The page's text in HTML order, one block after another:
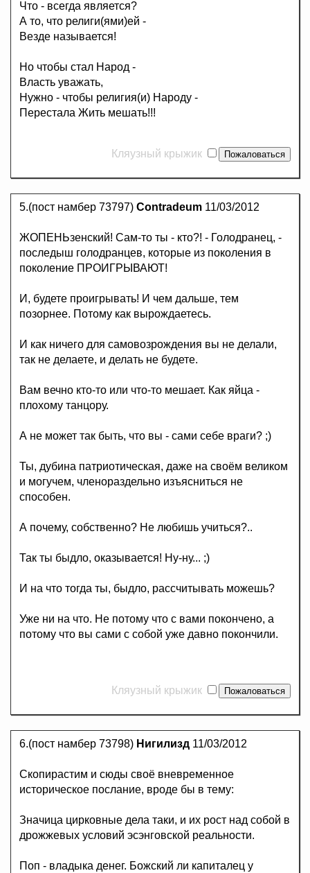
Что - всегда является?
А то, что религи(ями)ей -
Везде называется!
Но чтобы стал Народ -
Власть уважать,
Нужно - чтобы религия(и) Народу -
Перестала Жить мешать!!!
Кляузный крыжик
5.(пост намбер 73797) Contradeum 11/03/2012
ЖОПЕНЬзенский! Сам-то ты - кто?! - Голодранец, -
последыш голодранцев, которые из поколения в
поколение ПРОИГРЫВАЮТ!
И, будете проигрывать! И чем дальше, тем
позорнее. Потому как вырождаетесь.
И как ничего для самовозрождения вы не делали,
так не делаете, и делать не будете.
Вам вечно кто-то или что-то мешает. Как яйца -
плохому танцору.
А не может так быть, что вы - сами себе враги? ;)
Ты, дубина патриотическая, даже на своём великом
и могучем, членораздельно изъясниться не
способен.
А почему, собственно? Не любишь учиться?..
Так ты быдло, оказывается! Ну-ну... ;)
И на что тогда ты, быдло, рассчитывать можешь?
Уже ни на что. Не потому что с вами покончено, а
потому что вы сами с собой уже давно покончили.
Кляузный крыжик
6.(пост намбер 73798) Нигилизд 11/03/2012
Скопирастим и сюды своё вневременное
историческое послание, вроде бы в тему:
Значица цирковные дела таки, и их рост над собой в
дрожжевых условий эсэнговской реальности.
Поп - владыка денег. Божский ли капиталец у